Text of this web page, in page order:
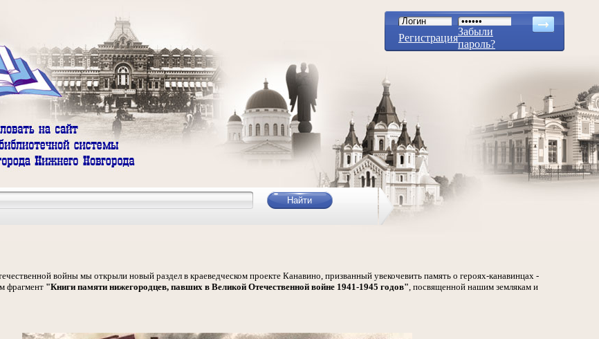
Регистрация
Забыли
пароль?
войны мы открыли новый раздел в краеведческом проекте Канавино, призванный увекочевить память о героях-канавинцах -
фрагмент "Книги памяти нижегородцев, павших в Великой Отечественной войне 1941-1945 годов", посвященной нашим землякам и